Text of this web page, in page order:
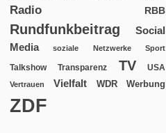
Radio RBB
Rundfunkbeitrag
Social
Media
soziale Netzwerke Sport
Talkshow Transparenz TV USA
Vertrauen Vielfalt WDR Werbung
ZDF